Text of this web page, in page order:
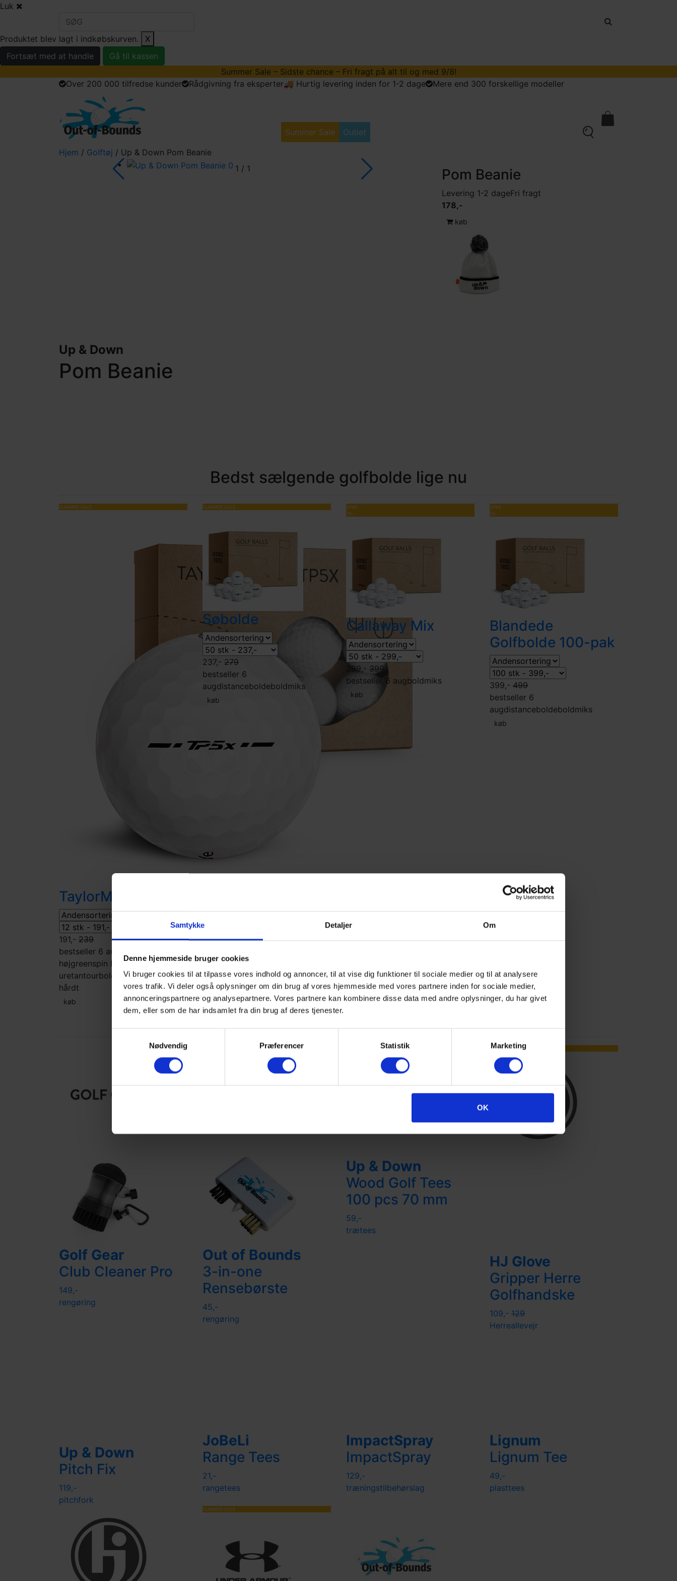
Samtykke Detaljer Om
Denne hjemmeside bruger cookies
Vi bruger cookies til at tilpasse vores indhold og annoncer, til at vise dig funktioner til sociale medier og til at analysere
vores trafik. Vi deler også oplysninger om din brug af vores hjemmeside med vores partnere inden for sociale medier,
annonceringspartnere og analysepartnere. Vores partnere kan kombinere disse data med andre oplysninger, du har givet
dem, eller som de har indsamlet fra din brug af deres tjenester.
Nødvendig
Præferencer Statistik Marketing
OK
Luk
Produktet blev lagt i indkøbskurven.
X
Fortsæt med at handle
Gå til kassen
Summer Sale – Sidste chance – Fri fragt på alt til og med 9/8!
Over 200 000 tilfredse kunder
Rådgivning fra eksperter🚚 Hurtig levering inden for 1-2 dage Mere end 300 forskellige modeller
Summer Sale Outlet
Hjem / Golftøj / Up & Down Pom Beanie
1 / 1
Up & Down
Pom Beanie
Pom Beanie
Levering 1-2 dageFri fragt
178,-
køb
Bedst sælgende golfbolde lige nu
SUMMER SALE
TaylorMade TP5x
191,- 239
bestseller 6 aug
højgreenspin høj
skal
uretantourbolde
kompression
hårdt
køb
SUMMER SALE
Søbolde
237,- 279
bestseller 6
augdistanceboldeboldmiks
køb
SPAR
79,-
Callaway Mix
299,- 399
bestseller 6 augboldmiks
køb
SPAR
85,-
Blandede
Golfbolde 100-pak
399,- 499
bestseller 6
augdistanceboldeboldmiks
køb
Populært golfudstyr
Golf Gear
Club Cleaner Pro
149,-
rengøring
Out of Bounds
3-in-one
Rensebørste
45,-
rengøring
Up & Down
Wood Golf Tees
100 pcs 70 mm
59,-
trætees
SUMMER SALE
HJ Glove
Gripper Herre
Golfhandske
109,- 129
Herreallevejr
Up & Down
Pitch Fix
119,-
pitchfork
JoBeLi
Range Tees
21,-
rangetees
ImpactSpray
ImpactSpray
129,-
træningstilbehørslag
Lignum
Lignum Tee
49,-
plasttees
SUMMER SALE